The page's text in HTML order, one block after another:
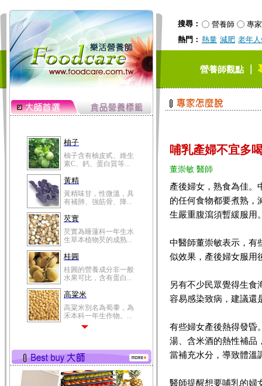
搜尋： 營養師
專家
熱門： 熱量 減肥 老年
營養師觀點｜
柚子
柚子含有柚皮甙、維生
素C、鈣、蛋白質等...
黃精
黃精味甘，性微溫，具
有補肺、強筋骨、降...
芡實
芡實為睡蓮科一年生水
生草本植物芡的成熟...
桂圓
桂圓的營養成分非一般
水果可比，含有蛋白...
高粱米
高粱米別名為蜀黍，為
禾本科一年生作物。...
有蛋白質、脂肪、磷...
鮪魚
鮪魚肚肉中的不飽和脂
哺乳產婦不宜多
董崇敏 醫師
產後婦女，熟食為佳。
的任何食物都要煮熟，
生嚴重腹瀉須暫緩服用
中醫師董崇敏表示，有
似效果，產後婦女服用
另有不少民眾覺得生食
容易感染致病，建議還
有些婦女產後熱得發昏
湯、含米酒的熱性補品
當補充水分，導致體溫
醫師提醒想要哺乳的婦